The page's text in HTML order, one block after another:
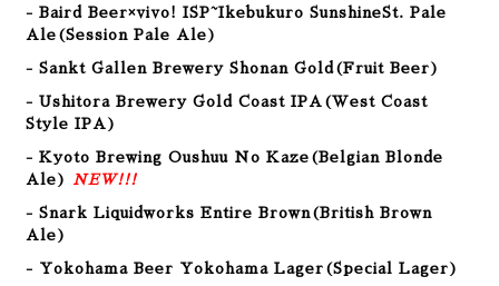
- Baird Beer×vivo! ISP~Ikebukuro SunshineSt. Pale
Ale(Session Pale Ale)
- Sankt Gallen Brewery Shonan Gold(Fruit Beer)
- Ushitora Brewery Gold Coast IPA(West Coast
Style IPA)
- Kyoto Brewing Oushuu No Kaze(Belgian Blonde
Ale) NEW!!!
- Snark Liquidworks Entire Brown(British Brown
Ale)
- Yokohama Beer Yokohama Lager(Special Lager)